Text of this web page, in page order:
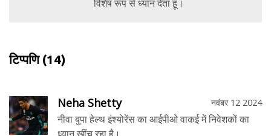
विशेष रूप से ध्यान देता हूं।
टिप्पणि (14)
Neha Shetty नवंबर 12 2024
नीवा बुपा हेल्थ इंश्योरेंस का आईपीओ वाकई में निवेशकों का